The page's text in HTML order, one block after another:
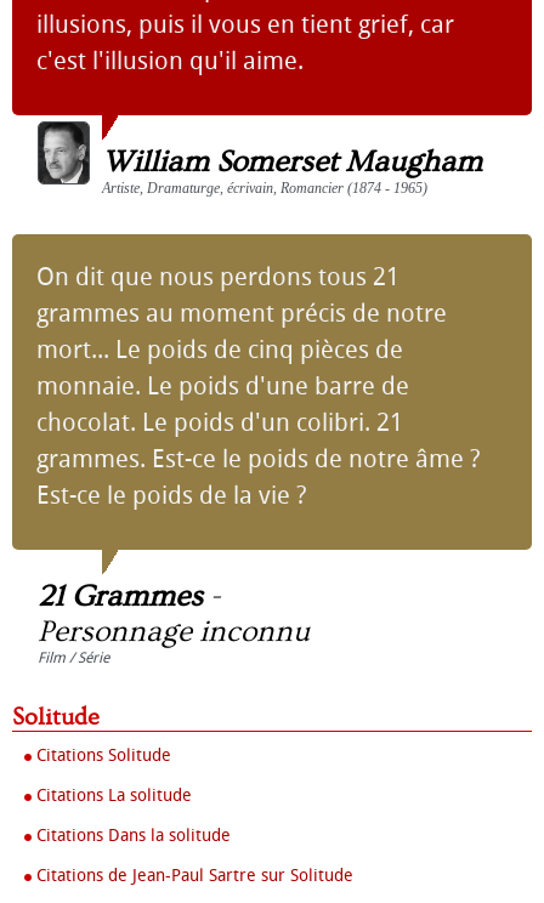
illusions, puis il vous en tient grief, car
c'est l'illusion qu'il aime.
William Somerset Maugham
Artiste, Dramaturge, écrivain, Romancier (1874 - 1965)
On dit que nous perdons tous 21
grammes au moment précis de notre
mort... Le poids de cinq pièces de
monnaie. Le poids d'une barre de
chocolat. Le poids d'un colibri. 21
grammes. Est-ce le poids de notre âme ?
Est-ce le poids de la vie ?
21 Grammes-
Personnage inconnu
Film / Série
Solitude
Citations Solitude
Citations La solitude
Citations Dans la solitude
Citations de Jean-Paul Sartre sur Solitude